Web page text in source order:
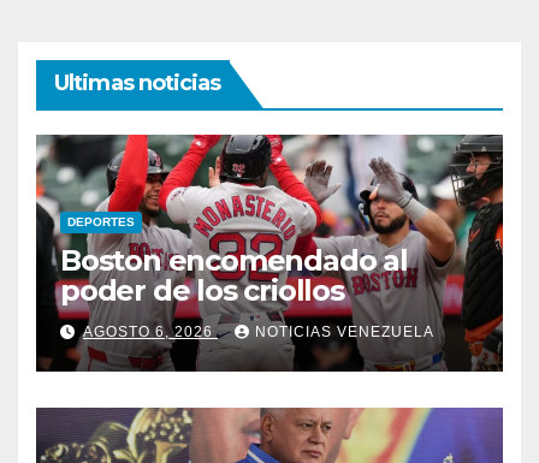
Ultimas noticias
DEPORTES
Boston encomendado al
poder de los criollos
AGOSTO 6, 2026 NOTICIAS VENEZUELA